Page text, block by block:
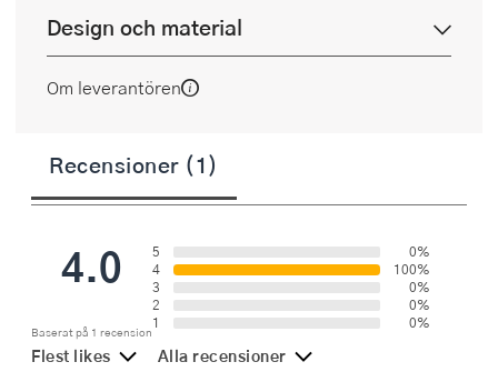
Design och material
Om leverantören
Recensioner (1)
4.0
Baserat på 1 recension
5
0%
4
100%
3
0%
2
0%
1
0%
Flest likes Alla recensioner